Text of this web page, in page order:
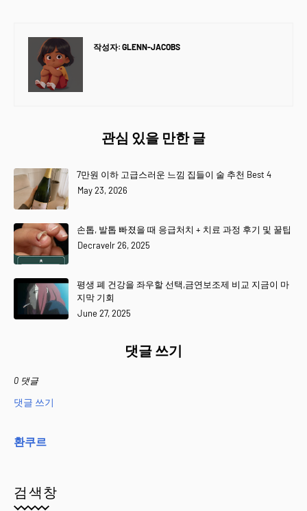
작성자: GLENN-JACOBS
관심 있을 만한 글
7만원 이하 고급스러운 느낌 집들이 술 추천 Best 4
May 23, 2026
손톱, 발톱 빠졌을 때 응급처치 + 치료 과정 후기 및 꿀팁
Decravelr 26, 2025
평생 폐 건강을 좌우할 선택,금연보조제 비교 지금이 마
지막 기회
June 27, 2025
댓글 쓰기
0 댓글
댓글 쓰기
환쿠르
검색창